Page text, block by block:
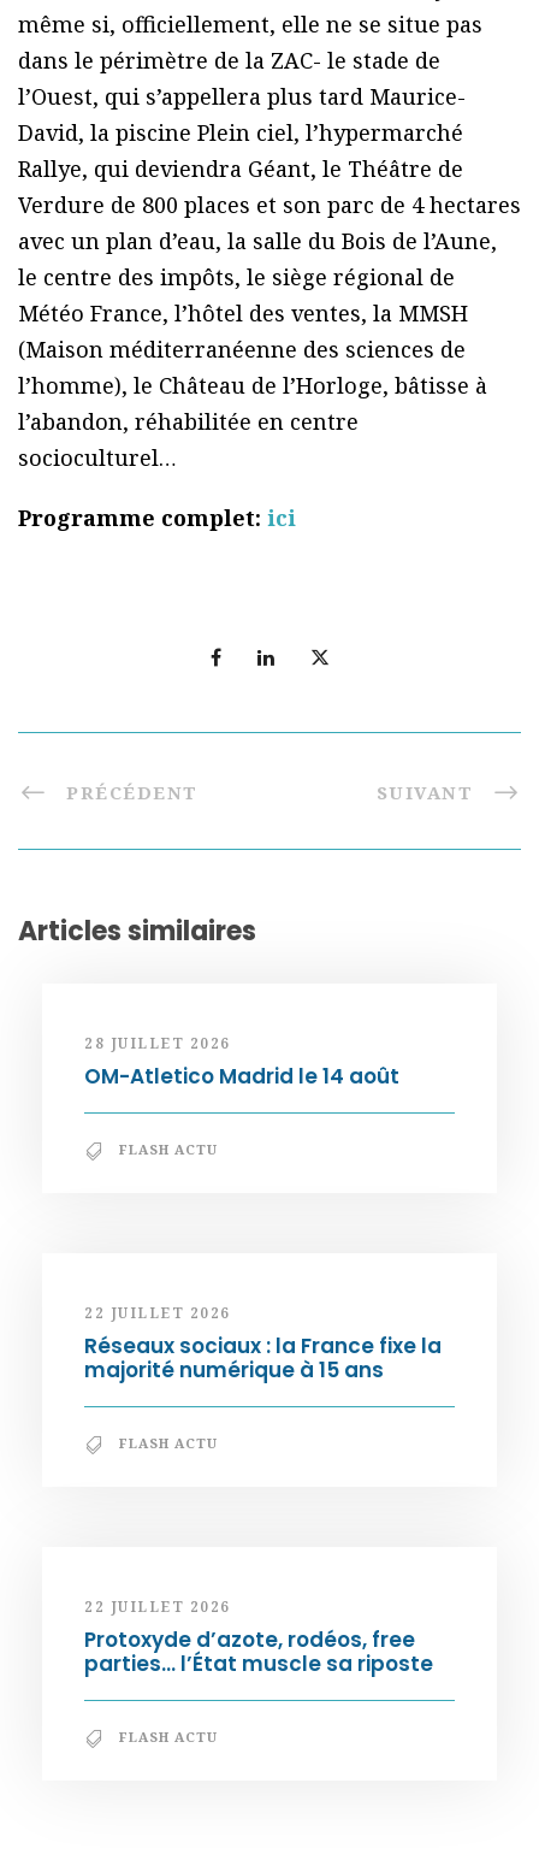
même si, officiellement, elle ne se situe pas
dans le périmètre de la ZAC- le stade de
l’Ouest, qui s’appellera plus tard Maurice-
David, la piscine Plein ciel, l’hypermarché
Rallye, qui deviendra Géant, le Théâtre de
Verdure de 800 places et son parc de 4 hectares
avec un plan d’eau, la salle du Bois de l’Aune,
le centre des impôts, le siège régional de
Météo France, l’hôtel des ventes, la MMSH
(Maison méditerranéenne des sciences de
l’homme), le Château de l’Horloge, bâtisse à
l’abandon, réhabilitée en centre
socioculturel…
Programme complet: ici
PRÉCÉDENT SUIVANT
Articles similaires
28 JUILLET 2026
OM-Atletico Madrid le 14 août
FLASH ACTU
22 JUILLET 2026
Réseaux sociaux : la France fixe la
majorité numérique à 15 ans
FLASH ACTU
22 JUILLET 2026
Protoxyde d’azote, rodéos, free
parties… l’État muscle sa riposte
FLASH ACTU